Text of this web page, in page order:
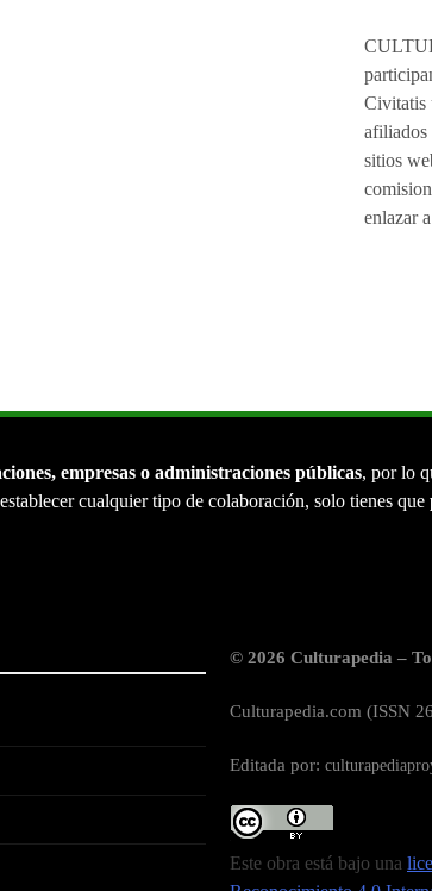
Civitatis
afiliados
sitios
enlazar
empresas o administraciones públicas, por lo
cualquier tipo de colaboración, solo tienes que
© 2026 Culturapedia –
Culturapedia.com (ISSN
Editada por:
Este obra está bajo una